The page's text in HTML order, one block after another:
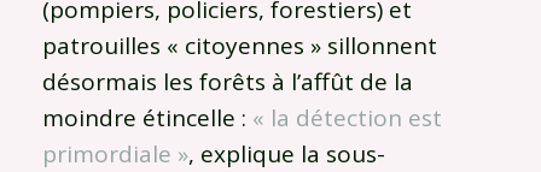
(pompiers, policiers, forestiers) et
patrouilles « citoyennes » sillonnent
désormais les forêts à l’affût de la
moindre étincelle : « la détection est
primordiale », explique la sous-